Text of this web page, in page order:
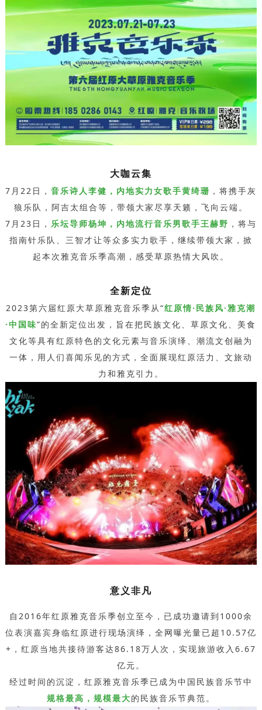
大咖云集
7月22日， 音乐诗人李健，内地实力女歌手黄绮珊 ，将携手灰
狼乐队，阿吉太组合等，带领大家尽享天籁，飞向云端。
7月23日， 乐坛导师杨坤，内地流行音乐男歌手王赫野 ，将与
指南针乐队、三智才让等众多实力歌手，继续带领大家，掀
起本次雅克音乐季高潮，感受草原热情大风吹。
全新定位
2023第六届红原大草原雅克音乐季从“红原情·民族风·雅克潮
·中国味”的全新定位出发，旨在把民族文化、草原文化、美食
文化等具有红原特色的文化元素与音乐演绎、潮流文创融为
一体，用人们喜闻乐见的方式，全面展现红原活力、文旅动
力和雅克引力。
意义非凡
自2016年红原雅克音乐季创立至今，已成功邀请到1000余
位表演嘉宾身临红原进行现场演绎，全网曝光量已超10.57亿
+，红原当地共接待游客达86.18万人次，实现旅游收入6.67
亿元。
经过时间的沉淀，红原雅克音乐季已成为中国民族音乐节中
规格最高，规模最大的民族音乐节典范。